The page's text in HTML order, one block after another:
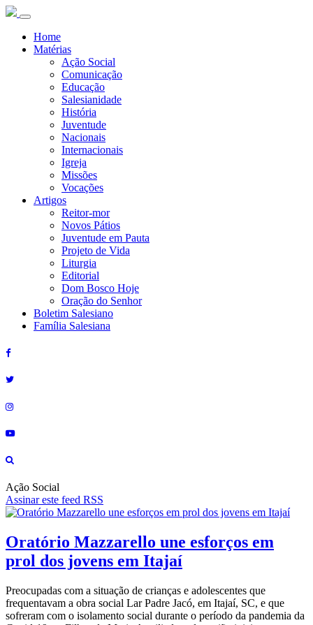
Home
Matérias
Ação Social
Comunicação
Educação
Salesianidade
História
Juventude
Nacionais
Internacionais
Igreja
Missões
Vocações
Artigos
Reitor-mor
Novos Pátios
Juventude em Pauta
Projeto de Vida
Liturgia
Editorial
Dom Bosco Hoje
Oração do Senhor
Boletim Salesiano
Família Salesiana
Ação Social
Assinar este feed RSS
Oratório Mazzarello une esforços em
prol dos jovens em Itajaí
Preocupadas com a situação de crianças e adolescentes que
frequentavam a obra social Lar Padre Jacó, em Itajaí, SC, e que
sofreram com o isolamento social durante o período da pandemia da